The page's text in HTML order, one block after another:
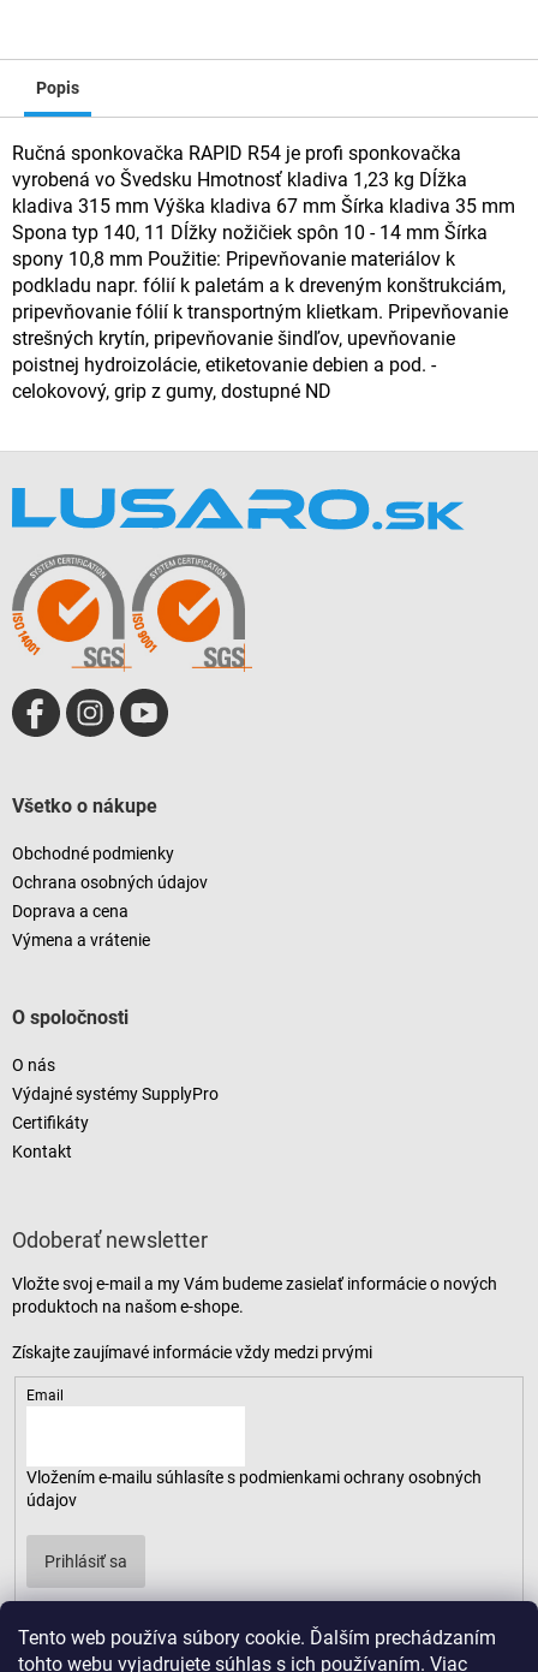
Tento web používa súbory cookie. Ďalším prechádzaním
tohto webu vyjadrujete súhlas s ich používaním. Viac
Popis
Ručná sponkovačka RAPID R54 je profi sponkovačka
vyrobená vo Švedsku Hmotnosť kladiva 1,23 kg Dĺžka
kladiva 315 mm Výška kladiva 67 mm Šírka kladiva 35 mm
Spona typ 140, 11 Dĺžky nožičiek spôn 10 - 14 mm Šírka
spony 10,8 mm Použitie: Pripevňovanie materiálov k
podkladu napr. fólií k paletám a k dreveným konštrukciám,
pripevňovanie fólií k transportným klietkam. Pripevňovanie
strešných krytín, pripevňovanie šindľov, upevňovanie
poistnej hydroizolácie, etiketovanie debien a pod. -
celokovový, grip z gumy, dostupné ND
Všetko o nákupe
Obchodné podmienky
Ochrana osobných údajov
Doprava a cena
Výmena a vrátenie
O spoločnosti
O nás
Výdajné systémy SupplyPro
Certifikáty
Kontakt
Odoberať newsletter
Vložte svoj e-mail a my Vám budeme zasielať informácie o nových
produktoch na našom e-shope.
Email
Vložením e-mailu súhlasíte s podmienkami ochrany osobných
údajov
Prihlásiť sa